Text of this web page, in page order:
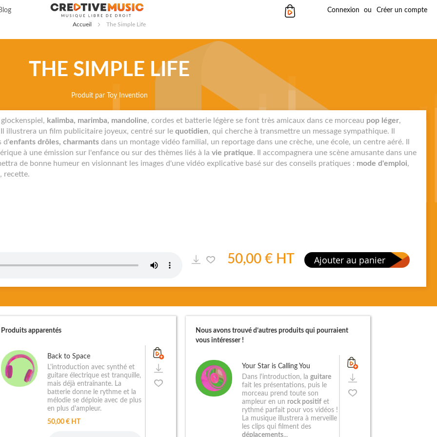
Connexion Créer un compte
Mon panier
Accueil The Simple Life
THE SIMPLE LIFE
Produit par Toy Invention
kalimba, marimba, mandoline, cordes et batterie légère se font très amicaux dans ce morceau pop léger,
illustrera un film publicitaire joyeux, centré sur le quotidien, qui cherche à transmettre un message sympathique. Il
d'enfants drôles, charmants dans un montage vidéo familial, un reportage dans une crèche, une école, un centre aéré. Il
à une émission sur l'enfance ou sur des thèmes liés à la vie pratique. Il accompagnera une scène amusante dans une
de bonne humeur en visionnant les images d'une vidéo explicative basé sur des conseils pratiques : mode d'emploi,
recette.
50,00 € HT Ajouter au panier
Produits apparentés
Back to Space
L'introduction avec synthé et
guitare électrique est tranquille,
mais déjà entraînante. La
batterie donne le rythme et la
mélodie se déploie avec de plus
en plus d'ampleur.
50,00 € HT
Nous avons trouvé d’autres produits qui pourraient
vous intéresser !
Your Star is Calling You
Dans l'introduction, la guitare
fait les présentations, puis le
morceau prend toute son
ampleur en un rock positifet
rythmé parfait pour vos vidéos !
La musique illustrera à merveille
les clips qui filment des
déplacements...